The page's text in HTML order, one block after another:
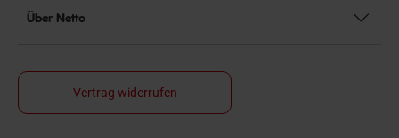
Über Netto
Vertrag widerrufen